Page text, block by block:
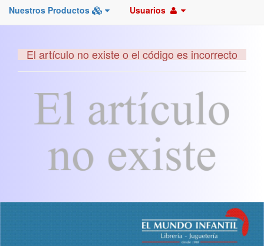
Nuestros Productos Usuarios
El artículo no existe o el código es incorrecto